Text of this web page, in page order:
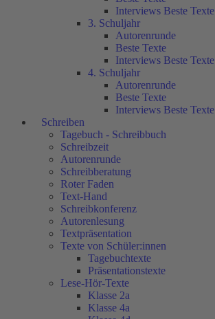
Interviews Beste Texte
3. Schuljahr
Autorenrunde
Beste Texte
Interviews Beste Texte
4. Schuljahr
Autorenrunde
Beste Texte
Interviews Beste Texte
Schreiben
Tagebuch - Schreibbuch
Schreibzeit
Autorenrunde
Schreibberatung
Roter Faden
Text-Hand
Schreibkonferenz
Autorenlesung
Textpräsentation
Texte von Schüler:innen
Tagebuchtexte
Präsentationstexte
Lese-Hör-Texte
Klasse 2a
Klasse 4a